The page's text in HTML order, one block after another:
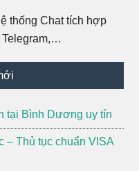
thống Chat tích hợp
Telegram,…
tại Bình Dương uy tín
– Thủ tục chuẩn VISA